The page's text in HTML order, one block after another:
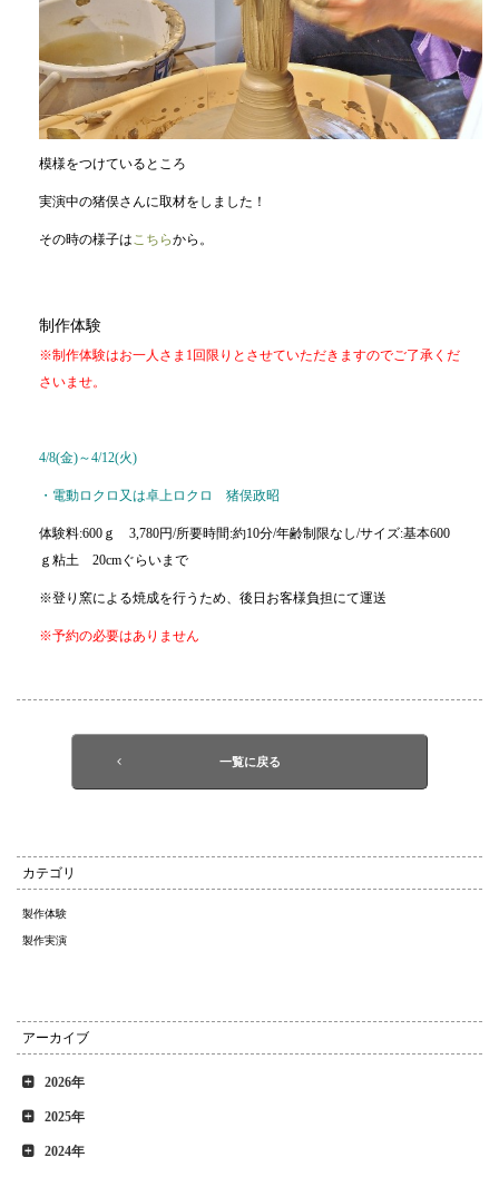
模様をつけているところ
実演中の猪俣さんに取材をしました！
その時の様子はこちらから。
制作体験
※制作体験はお一人さま1回限りとさせていただきますのでご了承くだ
さいませ。
4/8(金)～4/12(火)
・電動ロクロ又は卓上ロクロ 猪俣政昭
体験料:600ｇ 3,780円/所要時間:約10分/年齢制限なし/サイズ:基本600
ｇ粘土 20cmぐらいまで
※登り窯による焼成を行うため、後日お客様負担にて運送
※予約の必要はありません
一覧に戻る
カテゴリ
製作体験
製作実演
アーカイブ
2026年
2025年
2024年